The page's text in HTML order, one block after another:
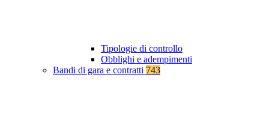
Tipologie di controllo
Obblighi e adempimenti
Bandi di gara e contratti 743